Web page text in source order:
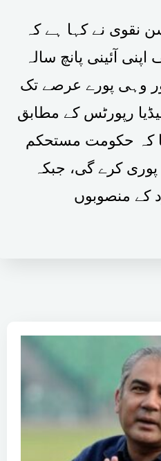
نقوی نے کہا ہے کہ
آئینی پانچ سالہ
وہی پورے عرصے تک
رپورٹس کے مطابق
کہ حکومت مستحکم
پوری کرے گی، جبکہ